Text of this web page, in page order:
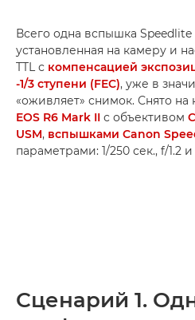
Всего одна вспышка Speedlite
установленная на камеру и
TTL с компенсацией
-1/3 ступени (FEC), уже в
«оживляет» снимок. Снято на
EOS R6 Mark II с объективом
USM, вспышками Canon
параметрами: 1/250 сек., f/1.2
Сценарий 1.